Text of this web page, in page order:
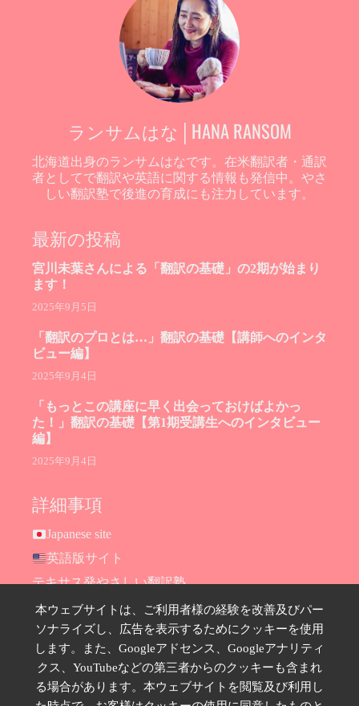
ランサムはな│HANA RANSOM
北海道出身のランサムはなです。在米翻訳者・通訳
者としてで翻訳や英語に関する情報も発信中。やさ
しい翻訳塾で後進の育成にも注力しています。
最新の投稿
宮川未葉さんによる「翻訳の基礎」の2期が始まり
ます！
2025年9月5日
「翻訳のプロとは…」翻訳の基礎【講師へのインタ
ビュー編】
2025年9月4日
「もっとこの講座に早く出会っておけばよかっ
た！」翻訳の基礎【第1期受講生へのインタビュー
編】
2025年9月4日
詳細事項
Japanese site
英語版サイト
テキサス発やさしい翻訳塾
Hana Ransom Shop
Site map
お問い合わせ
プライバシーポリシー
特定商取引法に基づく表示
本ウェブサイトは、ご利用者様の経験を改善及びパー
ソナライズし、広告を表示するためにクッキーを使用
します。また、Googleアドセンス、Googleアナリティ
クス、YouTubeなどの第三者からのクッキーも含まれ
る場合があります。本ウェブサイトを閲覧及び利用し